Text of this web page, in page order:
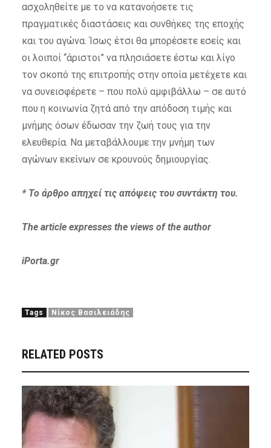
ασχοληθείτε με το να κατανοήσετε τις
πραγματικές διαστάσεις και συνθήκες της εποχής
και του αγώνα. Ίσως έτσι θα μπορέσετε εσείς και
οι λοιποί “άριστοι” να πλησιάσετε έστω και λίγο
τον σκοπό της επιτροπής στην οποία μετέχετε και
να συνεισφέρετε – που πολύ αμφιβάλλω – σε αυτό
που η κοινωνία ζητά από την απόδοση τιμής και
μνήμης όσων έδωσαν την ζωή τους για την
ελευθερία. Να μεταβάλλουμε την μνήμη των
αγώνων εκείνων σε κρουνούς δημιουργίας.
* Το άρθρο απηχεί τις απόψεις του συντάκτη του.
The article expresses the views of the author
iPorta.gr
Tags Νίκος Βασιλειάδης
RELATED POSTS